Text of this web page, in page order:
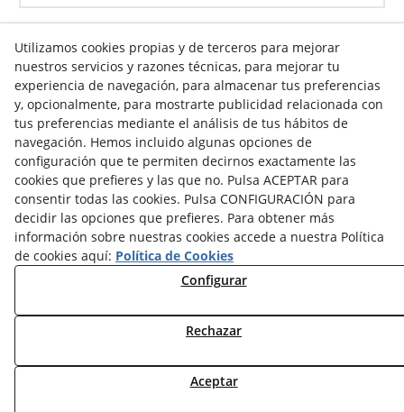
Info venta online
Contacto
Av. Tarragona, s/n
25300 Tàrrega(Lleida)España
973 310 732
carviresa@carviresa.com
© 08/2026 C.A.R. Vinicolas Reunidas, S.A. - Todos los
derechos reservados.
Utilizamos cookies propias y de terceros para mejorar
nuestros servicios y razones técnicas, para mejorar tu
experiencia de navegación, para almacenar tus preferencias
y, opcionalmente, para mostrarte publicidad relacionada con
tus preferencias mediante el análisis de tus hábitos de
navegación. Hemos incluido algunas opciones de
configuración que te permiten decirnos exactamente las
cookies que prefieres y las que no. Pulsa ACEPTAR para
consentir todas las cookies. Pulsa CONFIGURACIÓN para
decidir las opciones que prefieres. Para obtener más
información sobre nuestras cookies accede a nuestra Política
de cookies aquí: Política de Cookies
Configurar
Rechazar
Aceptar